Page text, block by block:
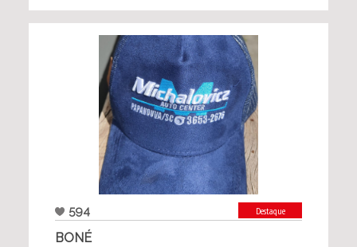
594 Destaque
BONÉ